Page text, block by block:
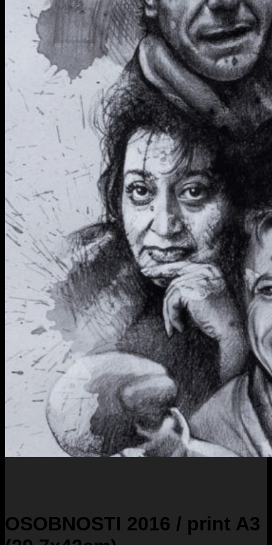
Žiadne produkty v košíku.
Vrátiť sa do obchodu
TATTOO
INKUBÁTOR
KARIÉRA
PIERCING
LASER
ACADEMY
PODCAST
KONTAKT
SHOP
OSOBNOSTI 2016 / print A3